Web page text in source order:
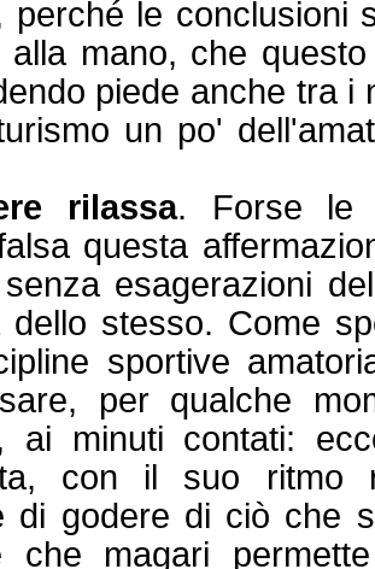
perché le conclusioni
alla mano, che
piede anche tra i
un po'
rilassa. Forse le
questa
esagerazioni
dello stesso. Come
sportive
per qualche
ai minuti contati:
con il suo ritmo
di godere di ciò che
che magari